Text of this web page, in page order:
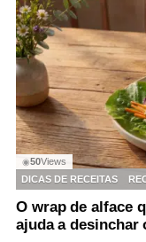
◉50Views
DICAS DE RECEITAS
O wrap de alface
ajuda a desinchar